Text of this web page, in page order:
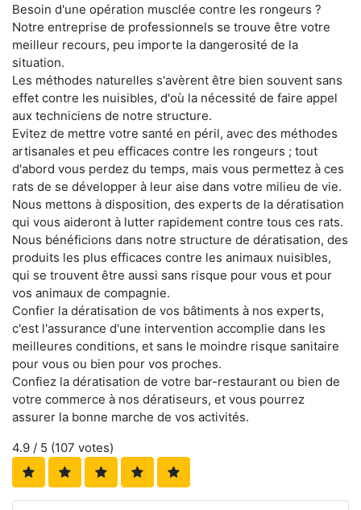
Besoin d'une opération musclée contre les rongeurs ?
Notre entreprise de professionnels se trouve être votre
meilleur recours, peu importe la dangerosité de la
situation.
Les méthodes naturelles s'avèrent être bien souvent sans
effet contre les nuisibles, d'où la nécessité de faire appel
aux techniciens de notre structure.
Evitez de mettre votre santé en péril, avec des méthodes
artisanales et peu efficaces contre les rongeurs ; tout
d'abord vous perdez du temps, mais vous permettez à ces
rats de se développer à leur aise dans votre milieu de vie.
Nous mettons à disposition, des experts de la dératisation
qui vous aideront à lutter rapidement contre tous ces rats.
Nous bénéficions dans notre structure de dératisation, des
produits les plus efficaces contre les animaux nuisibles,
qui se trouvent être aussi sans risque pour vous et pour
vos animaux de compagnie.
Confier la dératisation de vos bâtiments à nos experts,
c'est l'assurance d'une intervention accomplie dans les
meilleures conditions, et sans le moindre risque sanitaire
pour vous ou bien pour vos proches.
Confiez la dératisation de votre bar-restaurant ou bien de
votre commerce à nos dératiseurs, et vous pourrez
assurer la bonne marche de vos activités.
4.9 / 5 (107 votes)